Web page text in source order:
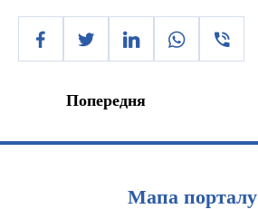
Попередня
Мапа порталу